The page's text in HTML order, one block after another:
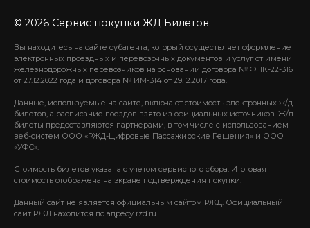
© 2026 Сервис покупки ЖД Билетов.
Вы находитесь на сайте субагента, который осуществляет оформление
электронных проездных и перевозочных документов и услуг от имени
железнодорожных перевозчиков на основании договора № ФПК-22-316
от 27.12.2022 года и договора № ИМ-314 от 29.12.2017 года.
Данные, используемые на сайте, включают стоимость электронных ж/д
билетов, а расписание поездов взято из официальных источников. Ж/д
билеты предоставляются партнерами, в том числе с использованием
веб-систем ООО «РЖД-Цифровые Пассажирские Решения» и ООО
«УФС».
Стоимость билетов указана с учетом сервисного сбора. Итоговая
стоимость отображена на экране подтверждения покупки.
Данный сайт не является официальным сайтом РЖД. Официальный
сайт РЖД находится по адресу rzd.ru.